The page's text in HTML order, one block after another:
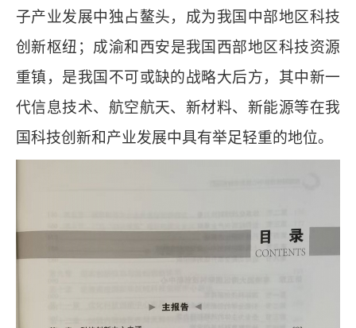
子产业发展中独占鳌头，成为我国中部地区科技
创新枢纽；成渝和西安是我国西部地区科技资源
重镇，是我国不可或缺的战略大后方，其中新一
代信息技术、航空航天、新材料、新能源等在我
国科技创新和产业发展中具有举足轻重的地位。